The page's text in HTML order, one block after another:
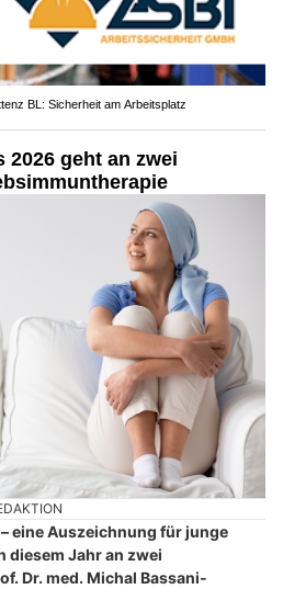
BL: Sicherheit am Arbeitsplatz
2026 geht an zwei
eine Auszeichnung für junge
diesem Jahr an zwei
Dr. med. Michal Bassani-